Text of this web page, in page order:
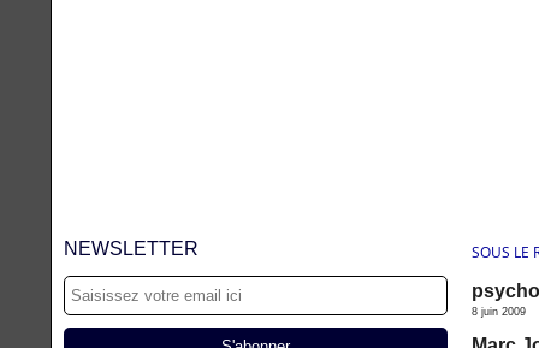
NEWSLETTER SOUS LE
8 juin 2009